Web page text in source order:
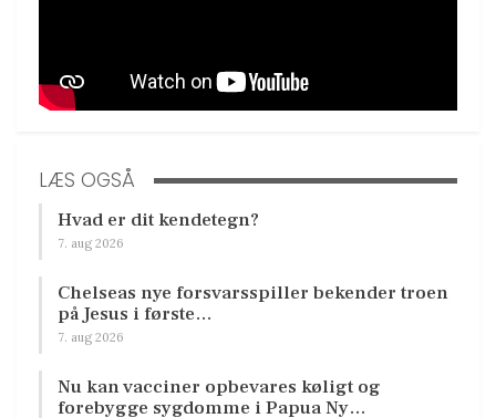
LÆS OGSÅ
Hvad er dit kendetegn?
7. aug 2026
Chelseas nye forsvarsspiller bekender troen
på Jesus i første…
7. aug 2026
Nu kan vacciner opbevares køligt og
forebygge sygdomme i Papua Ny…